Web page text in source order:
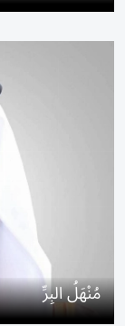
مُنْهَلُ البِرِّ